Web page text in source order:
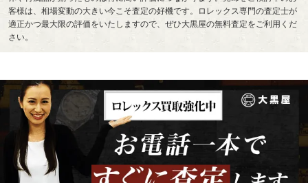
客様は、相場変動の大きい今こそ査定の好機です。ロレックス専門の査定士が
適正かつ最大限の評価をいたしますので、ぜひ大黒屋の無料査定をご利用くだ
さい。